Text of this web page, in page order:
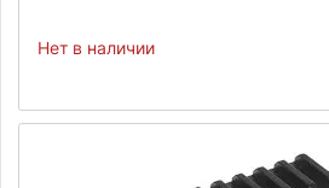
Нет в наличии